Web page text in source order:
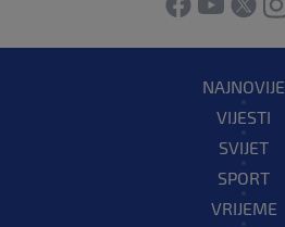
NAJNOVIJE
VIJESTI
SVIJET
SPORT
VRIJEME